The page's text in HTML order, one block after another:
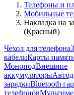
Телефоны и
Мобильные
Накладка на
(Красный)
Чехол для телефона
кабелиКарты
МоноподВнешние
аккумуляторы
зарядкиBluetooth
телефонов